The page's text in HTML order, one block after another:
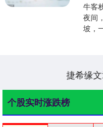
牛客
夜间
坡，
捷希缘
个股实时涨跌榜